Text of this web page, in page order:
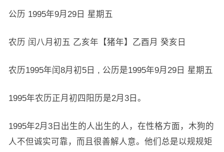
公历 1995年9月29日 星期五
农历 闰八月初五 乙亥年【猪年】乙酉月 癸亥日
农历1995年闰8月初5日 , 公历是1995年9月29日 星期五
1995年农历正月初四阳历是2月3日。
1995年2月3日出生的人出生的人，在性格方面，木狗的
人不但诚实可靠，而且很善解人意。他们总是以规规矩